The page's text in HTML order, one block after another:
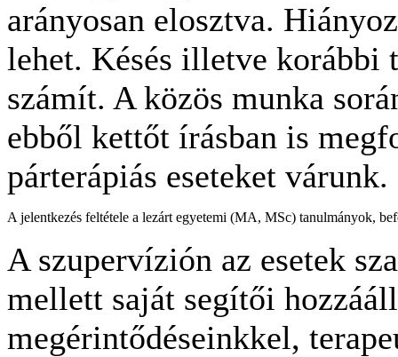
arányosan elosztva.
lehet. Késés illetve korábbi
számít. A közös munka
ebből kettőt írásban is
párterápiás eseteket várunk.
A jelentkezés feltétele a lezárt egyetemi (MA, MSc) tanulmányok,
A szupervízión az esetek
mellett saját segítői
megérintődéseinkkel,